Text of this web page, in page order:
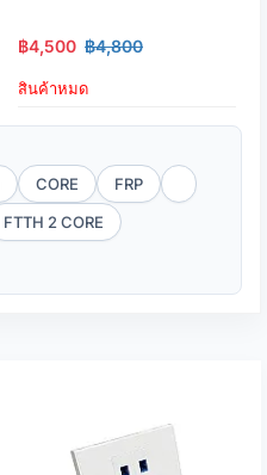
฿4,500 ฿4,800
สินค้าหมด
CORE
FRP
FTTH 2 CORE